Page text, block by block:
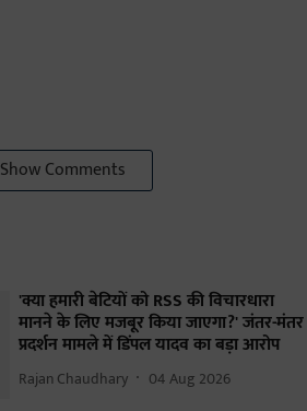
Show Comments
'क्या हमारी बेटियों को RSS की विचारधारा
मानने के लिए मजबूर किया जाएगा?' जंतर-मंतर
प्रदर्शन मामले में डिंपल यादव का बड़ा आरोप
Rajan Chaudhary 04 Aug 2026